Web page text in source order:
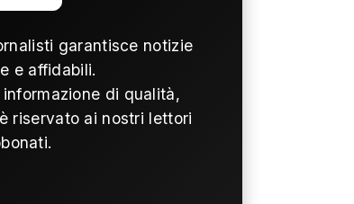
garantisce notizie
e affidabili.
informazione di qualità,
riservato ai nostri lettori